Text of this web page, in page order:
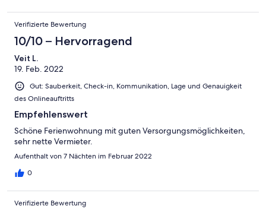
Verifizierte Bewertung
10/10 – Hervorragend
Veit L.
19. Feb. 2022
Gut: Sauberkeit, Check-in, Kommunikation, Lage und Genauigkeit
des Onlineauftritts
Empfehlenswert
Schöne Ferienwohnung mit guten Versorgungsmöglichkeiten,
sehr nette Vermieter.
Aufenthalt von 7 Nächten im Februar 2022
0
Verifizierte Bewertung